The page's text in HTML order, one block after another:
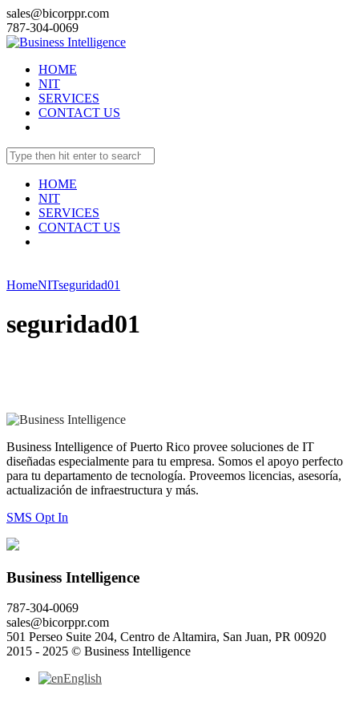
sales@bicorppr.com
787-304-0069
HOME
NIT
SERVICES
CONTACT US
HOME
NIT
SERVICES
CONTACT US
HomeNITseguridad01
seguridad01
Business Intelligence of Puerto Rico provee soluciones de IT
diseñadas especialmente para tu empresa. Somos el apoyo perfecto
para tu departamento de tecnología. Proveemos licencias, asesoría,
actualización de infraestructura y más.
SMS Opt In
Business Intelligence
787-304-0069
sales@bicorppr.com
501 Perseo Suite 204, Centro de Altamira, San Juan, PR 00920
2015 - 2025 © Business Intelligence
English